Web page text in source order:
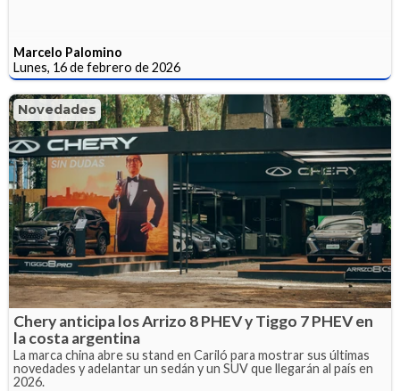
Marcelo Palomino
Lunes, 16 de febrero de 2026
Novedades
Chery anticipa los Arrizo 8 PHEV y Tiggo 7 PHEV en
la costa argentina
La marca china abre su stand en Cariló para mostrar sus últimas
novedades y adelantar un sedán y un SUV que llegarán al país en
2026.